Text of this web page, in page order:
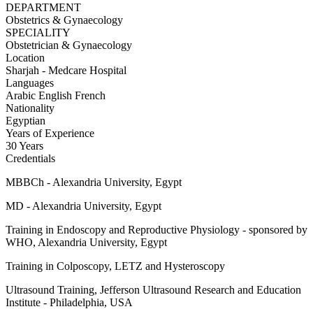
DEPARTMENT
Obstetrics & Gynaecology
SPECIALITY
Obstetrician & Gynaecology
Location
Sharjah - Medcare Hospital
Languages
Arabic English French
Nationality
Egyptian
Years of Experience
30 Years
Credentials
MBBCh - Alexandria University, Egypt
MD - Alexandria University, Egypt
Training in Endoscopy and Reproductive Physiology - sponsored by
WHO, Alexandria University, Egypt
Training in Colposcopy, LETZ and Hysteroscopy
Ultrasound Training, Jefferson Ultrasound Research and Education
Institute - Philadelphia, USA